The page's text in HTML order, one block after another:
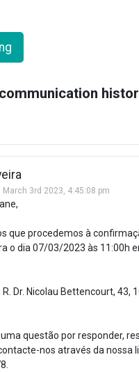
March 3rd 2023, 4:45:08 pm
que procedemos à
o dia 07/03/2023 às 11:00h
Dr. Nicolau Bettencourt, 43,
questão por responder,
nos através da nossa